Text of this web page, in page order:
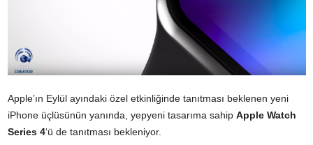
Apple’ın Eylül ayındaki özel etkinliğinde tanıtması beklenen yeni
iPhone üçlüsünün yanında, yepyeni tasarıma sahip Apple Watch
Series 4‘ü de tanıtması bekleniyor.